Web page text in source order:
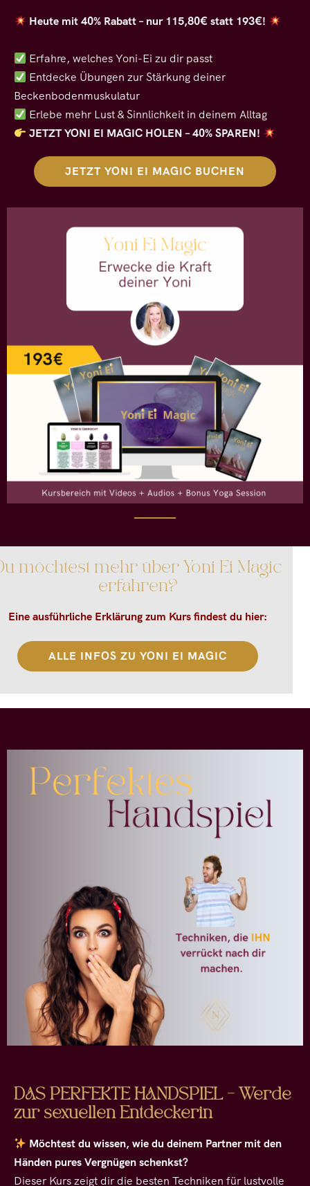
Heute mit 40% Rabatt – nur 115,80€ statt 193€!
Erfahre, welches Yoni-Ei zu dir passt
Entdecke Übungen zur Stärkung deiner
Beckenbodenmuskulatur
Erlebe mehr Lust & Sinnlichkeit in deinem Alltag
JETZT YONI EI MAGIC HOLEN – 40% SPAREN!
JETZT YONI EI MAGIC BUCHEN
möchtest mehr über Yoni Ei Magic
erfahren?
Eine ausführliche Erklärung zum Kurs findest du hier:
ALLE INFOS ZU YONI EI MAGIC
DAS PERFEKTE HANDSPIEL – Werde
zur sexuellen Entdeckerin
Möchtest du wissen, wie du deinem Partner mit den
Händen pures Vergnügen schenkst?
Dieser Kurs zeigt dir die besten Techniken für lustvolle